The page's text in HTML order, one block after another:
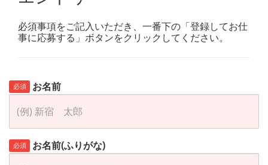
必須事項をご記入いただき、一番下の「登録してお仕
事に応募する」ボタンをクリックしてください。
必須 お名前
必須 お名前(ふりがな)